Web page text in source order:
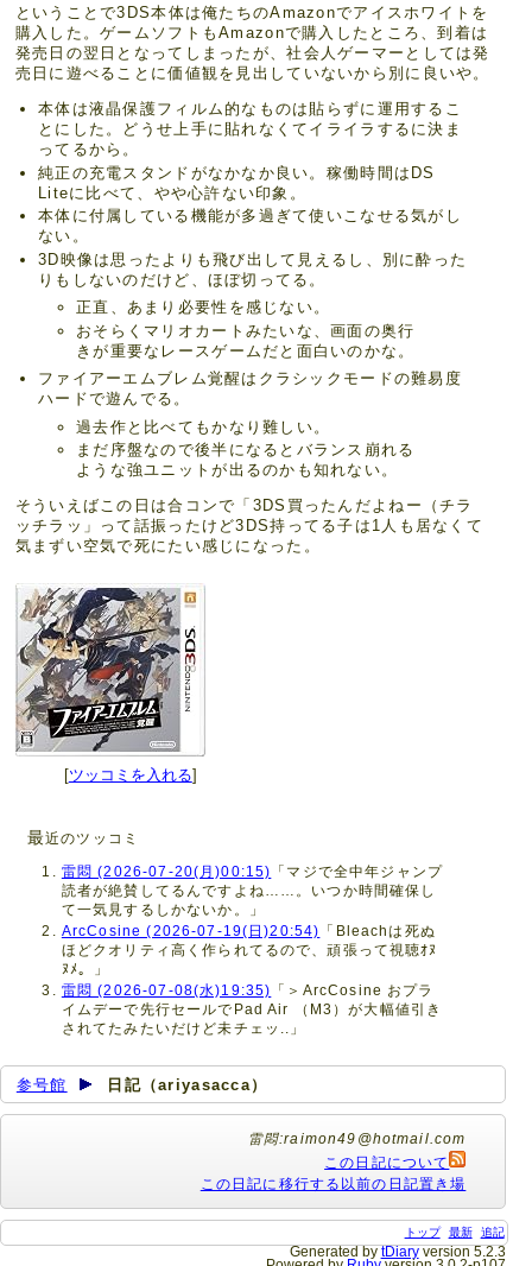
ということで3DS本体は俺たちのAmazonでアイスホワイトを
購入した。ゲームソフトもAmazonで購入したところ、到着は
発売日の翌日となってしまったが、社会人ゲーマーとしては発
売日に遊べることに価値観を見出していないから別に良いや。
本体は液晶保護フィルム的なものは貼らずに運用するこ
とにした。どうせ上手に貼れなくてイライラするに決ま
ってるから。
純正の充電スタンドがなかなか良い。稼働時間はDS
Liteに比べて、やや心許ない印象。
本体に付属している機能が多過ぎて使いこなせる気がし
ない。
3D映像は思ったよりも飛び出して見えるし、別に酔った
りもしないのだけど、ほぼ切ってる。
正直、あまり必要性を感じない。
おそらくマリオカートみたいな、画面の奥行
きが重要なレースゲームだと面白いのかな。
ファイアーエムブレム覚醒はクラシックモードの難易度
ハードで遊んでる。
過去作と比べてもかなり難しい。
まだ序盤なので後半になるとバランス崩れる
ような強ユニットが出るのかも知れない。
そういえばこの日は合コンで「3DS買ったんだよねー（チラ
ッチラッ」って話振ったけど3DS持ってる子は1人も居なくて
気まずい空気で死にたい感じになった。
[ツッコミを入れる]
最近のツッコミ
雷悶 (2026-07-20(月)00:15)
「マジで全中年ジャンプ
読者が絶賛してるんですよね……。いつか時間確保し
て一気見するしかないか。」
ArcCosine (2026-07-19(日)20:54)
「Bleachは死ぬ
ほどクオリティ高く作られてるので、頑張って視聴ｵﾇ
ﾇﾒ。」
雷悶 (2026-07-08(水)19:35)
「＞ArcCosine おプラ
イムデーで先行セールでPad Air （M3）が大幅値引き
されてたみたいだけど未チェッ..」
参号館 日記（ariyasacca）
雷悶:raimon49@hotmail.com
この日記について
この日記に移行する以前の日記置き場
トップ 最新 追記
Generated by tDiaryversion 5.2.3